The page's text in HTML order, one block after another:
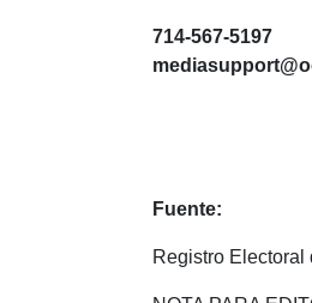
714-567-5197
Fuente:
Registro